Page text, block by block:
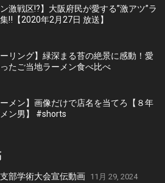
＞
ン激戦区!?】大阪府民が愛する”激アツ”ラ
‼︎【2020年2月27日 放送】
ーリング】緑深まる苔の絶景に感動！愛
たご当地ラーメン食べ比べ
ーメン】画像だけで店名を当てろ【８年
ン男】 #shorts
部学術大会宣伝動画 11月 29, 2024